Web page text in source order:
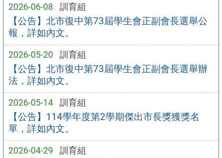
2026-06-08 訓育組
【公告】北市復中第73屆學生會正副會長選舉公
報，詳如內文。
2026-05-20 訓育組
【公告】北市復中第73屆學生會正副會長選舉辦
法，詳如內文。
2026-05-14 訓育組
【公告】114學年度第2學期傑出市長獎獲獎名
單，詳如內文。
2026-04-29 訓育組